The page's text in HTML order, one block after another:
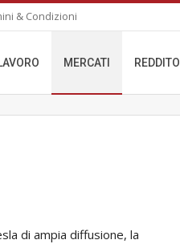
& Condizioni
MERCATI REDDITO
di ampia diffusione, la